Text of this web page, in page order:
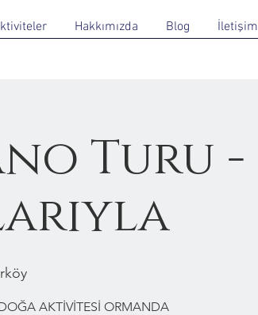
Hakkımızda Blog İletişim
Turu -
AKTİVİTESİ ORMANDA